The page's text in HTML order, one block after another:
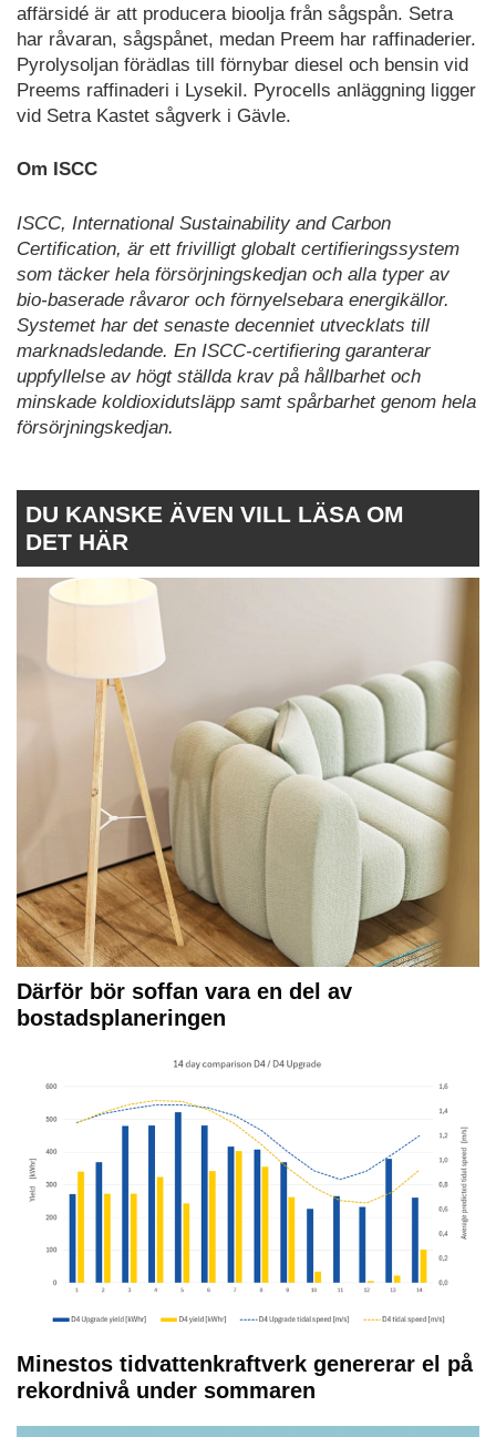
affärsidé är att producera bioolja från sågspån. Setra
har råvaran, sågspånet, medan Preem har raffinaderier.
Pyrolysoljan förädlas till förnybar diesel och bensin vid
Preems raffinaderi i Lysekil. Pyrocells anläggning ligger
vid Setra Kastet sågverk i Gävle.
Om ISCC
ISCC, International Sustainability and Carbon
Certification, är ett frivilligt globalt certifieringssystem
som täcker hela försörjningskedjan och alla typer av
bio-baserade råvaror och förnyelsebara energikällor.
Systemet har det senaste decenniet utvecklats till
marknadsledande. En ISCC-certifiering garanterar
uppfyllelse av högt ställda krav på hållbarhet och
minskade koldioxidutsläpp samt spårbarhet genom hela
försörjningskedjan.
DU KANSKE ÄVEN VILL LÄSA OM
DET HÄR
Därför bör soffan vara en del av
bostadsplaneringen
Minestos tidvattenkraftverk genererar el på
rekordnivå under sommaren